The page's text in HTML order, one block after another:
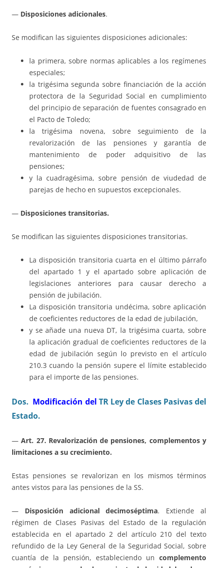
— Disposiciones adicionales.
Se modifican las siguientes disposiciones adicionales:
la primera, sobre normas aplicables a los regímenes
especiales;
la trigésima segunda sobre financiación de la acción
protectora de la Seguridad Social en cumplimiento
del principio de separación de fuentes consagrado en
el Pacto de Toledo;
la trigésima novena, sobre seguimiento de la
revalorización de las pensiones y garantía de
mantenimiento de poder adquisitivo de las
pensiones;
y la cuadragésima, sobre pensión de viudedad de
parejas de hecho en supuestos excepcionales.
— Disposiciones transitorias.
Se modifican las siguientes disposiciones transitorias.
La disposición transitoria cuarta en el último párrafo
del apartado 1 y el apartado sobre aplicación de
legislaciones anteriores para causar derecho a
pensión de jubilación.
La disposición transitoria undécima, sobre aplicación
de coeficientes reductores de la edad de jubilación,
y se añade una nueva DT, la trigésima cuarta, sobre
la aplicación gradual de coeficientes reductores de la
edad de jubilación según lo previsto en el artículo
210.3 cuando la pensión supere el límite establecido
para el importe de las pensiones.
Dos. Modificación del TR Ley de Clases Pasivas del
Estado.
—Art. 27. Revalorización de pensiones, complementos y
limitaciones a su crecimiento.
Estas pensiones se revalorizan en los mismos términos
antes vistos para las pensiones de la SS.
— Disposición adicional decimoséptima. Extiende al
régimen de Clases Pasivas del Estado de la regulación
establecida en el apartado 2 del artículo 210 del texto
refundido de la Ley General de la Seguridad Social, sobre
cuantía de la pensión, estableciendo un complemento